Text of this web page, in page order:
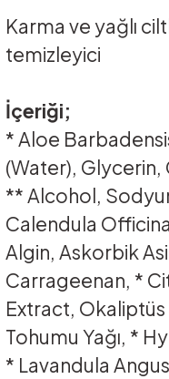
Karma ve yağlı
temizleyici
İçeriği;
* Aloe
(Water),
** Alcohol,
Calendula
Algin, Askorbik
Carrageenan, *
Extract, Okaliptüs
Tohumu Yağı, *
* Lavandula